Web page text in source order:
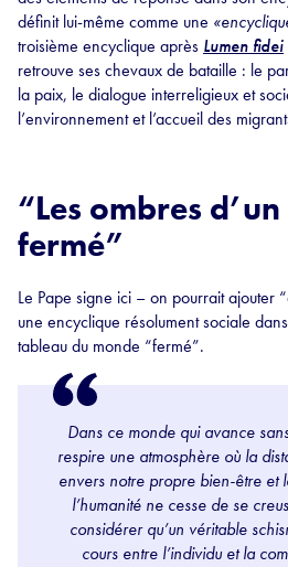
définit lui-même comme une
troisième encyclique après Lumen fidei
retrouve ses chevaux de bataille : le
la paix, le dialogue interreligieux et
l’environnement et l’accueil des
“Les ombres
fermé”
Le Pape signe ici – on pourrait ajouter
une encyclique résolument sociale
tableau du monde “fermé”.
Dans ce monde qui avance
respire une atmosphère où la
envers notre propre bien-être et
l’humanité ne cesse de se
considérer qu’un véritable
cours entre l’individu et la